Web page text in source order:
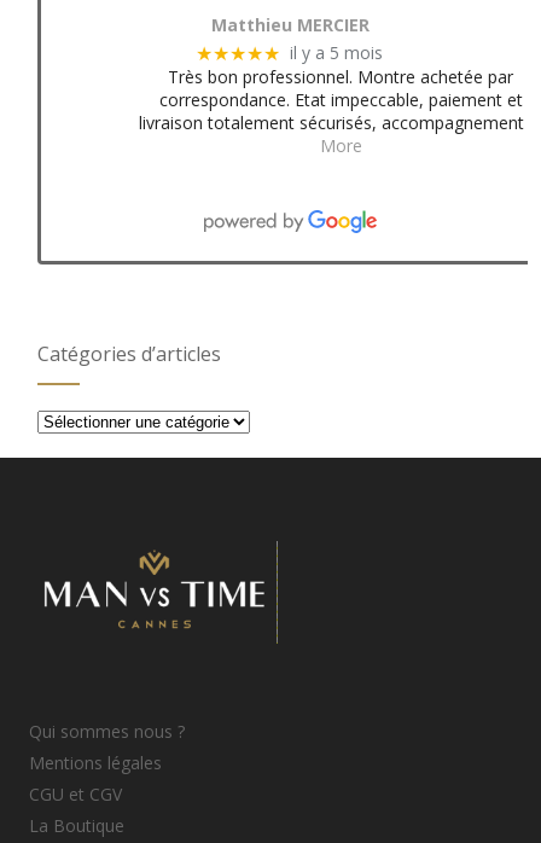
Matthieu MERCIER
★★★★★ il y a 5 mois
Très bon professionnel. Montre achetée par
correspondance. Etat impeccable, paiement et
livraison totalement sécurisés, accompagnement
More
Catégories d’articles
Catégories
Qui sommes nous ?
Mentions légales
CGU et CGV
La Boutique